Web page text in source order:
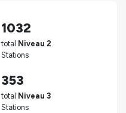
1032
total Niveau 2
Stations
353
total Niveau 3
Stations